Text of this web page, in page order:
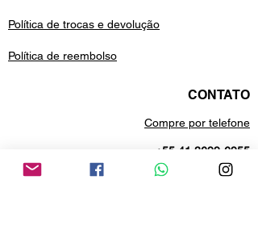
Política de trocas e devolução
Política de reembolso
CONTATO
Compre por telefone
+55 41 3699-6955
Estamos no whatsApp